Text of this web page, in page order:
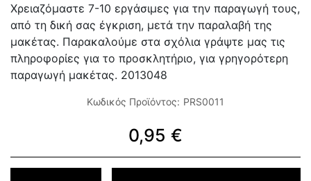
Χρειαζόμαστε 7-10 εργάσιμες για την παραγωγή τους,
από τη δική σας έγκριση, μετά την παραλαβή της
μακέτας. Παρακαλούμε στα σχόλια γράψτε μας τις
πληροφορίες για το προσκλητήριο, για γρηγορότερη
παραγωγή μακέτας. 2013048
Κωδικός Προϊόντος: PRS0011
0,95 €